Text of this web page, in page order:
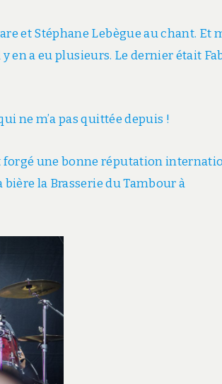
et Stéphane Lebègue au chant. Et
en a eu plusieurs. Le dernier était
ne m’a pas quittée depuis !
forgé une bonne réputation
bière la Brasserie du Tambour à